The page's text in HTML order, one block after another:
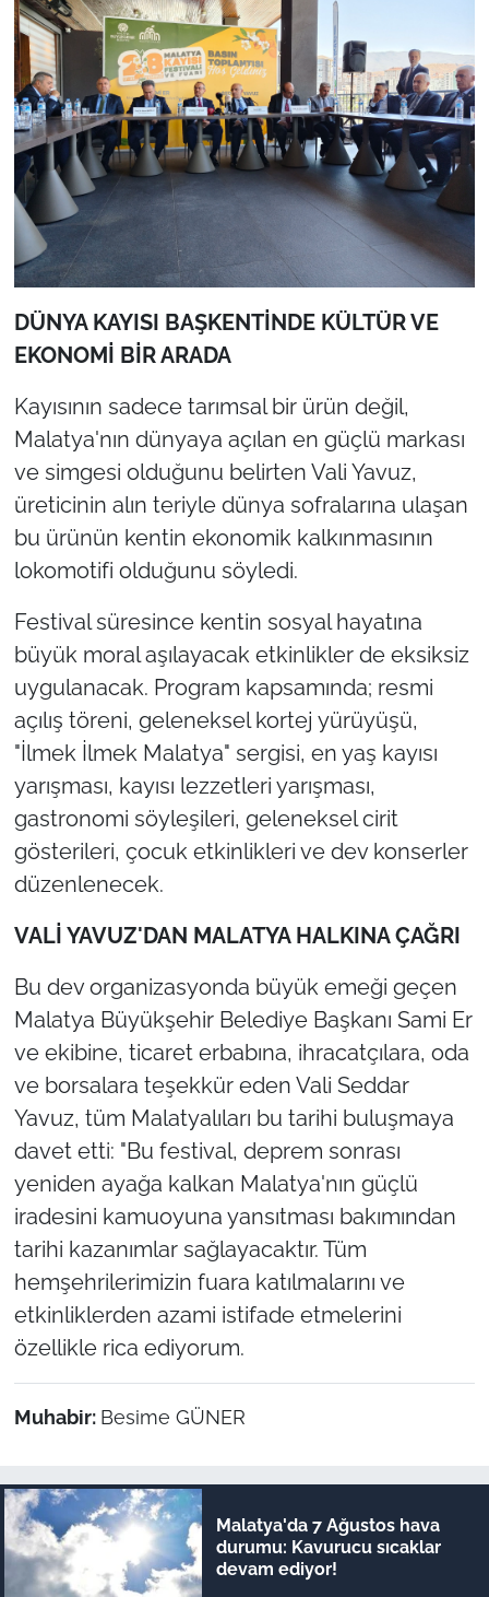
DÜNYA KAYISI BAŞKENTİNDE KÜLTÜR VE
EKONOMİ BİR ARADA
Kayısının sadece tarımsal bir ürün değil,
Malatya'nın dünyaya açılan en güçlü markası
ve simgesi olduğunu belirten Vali Yavuz,
üreticinin alın teriyle dünya sofralarına ulaşan
bu ürünün kentin ekonomik kalkınmasının
lokomotifi olduğunu söyledi.
Festival süresince kentin sosyal hayatına
büyük moral aşılayacak etkinlikler de eksiksiz
uygulanacak. Program kapsamında; resmi
açılış töreni, geleneksel kortej yürüyüşü,
"İlmek İlmek Malatya" sergisi, en yaş kayısı
yarışması, kayısı lezzetleri yarışması,
gastronomi söyleşileri, geleneksel cirit
gösterileri, çocuk etkinlikleri ve dev konserler
düzenlenecek.
VALİ YAVUZ'DAN MALATYA HALKINA ÇAĞRI
Bu dev organizasyonda büyük emeği geçen
Malatya Büyükşehir Belediye Başkanı Sami Er
ve ekibine, ticaret erbabına, ihracatçılara, oda
ve borsalara teşekkür eden Vali Seddar
Yavuz, tüm Malatyalıları bu tarihi buluşmaya
davet etti: "Bu festival, deprem sonrası
yeniden ayağa kalkan Malatya'nın güçlü
iradesini kamuoyuna yansıtması bakımından
tarihi kazanımlar sağlayacaktır. Tüm
hemşehrilerimizin fuara katılmalarını ve
etkinliklerden azami istifade etmelerini
özellikle rica ediyorum.
Muhabir: Besime GÜNER
Malatya'da 7 Ağustos hava
durumu: Kavurucu sıcaklar
devam ediyor!